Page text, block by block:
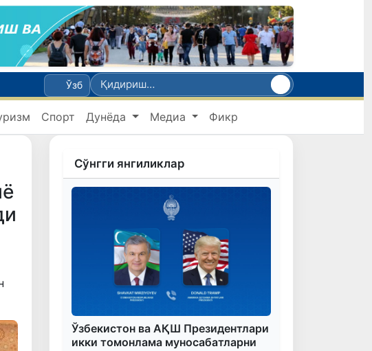
Ўзб
Спорт Дунёда Медиа Фикр
Сўнгги янгиликлар
Ўзбекистон ва АҚШ Президентлари
икки томонлама муносабатларни